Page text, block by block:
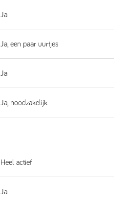
Ja
Ja, een paar uurtjes
Ja
Ja, noodzakelijk
Heel actief
Ja